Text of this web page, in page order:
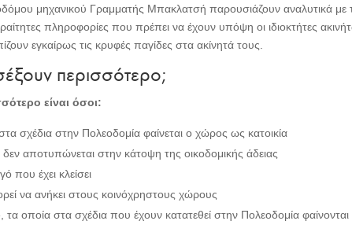
μηχανικού Γραμματής Μπακλατσή παρουσιάζουν αναλυτικά με
πληροφορίες που πρέπει να έχουν υπόψη οι ιδιοκτήτες
εγκαίρως τις κρυφές παγίδες στα ακίνητά τους.
περισσότερο;
είναι όσοι:
σχέδια στην Πολεοδομία φαίνεται ο χώρος ως κατοικία
αποτυπώνεται στην κάτοψη της οικοδομικής άδειας
που έχει κλείσει
να ανήκει στους κοινόχρηστους χώρους
οποία στα σχέδια που έχουν κατατεθεί στην Πολεοδομία